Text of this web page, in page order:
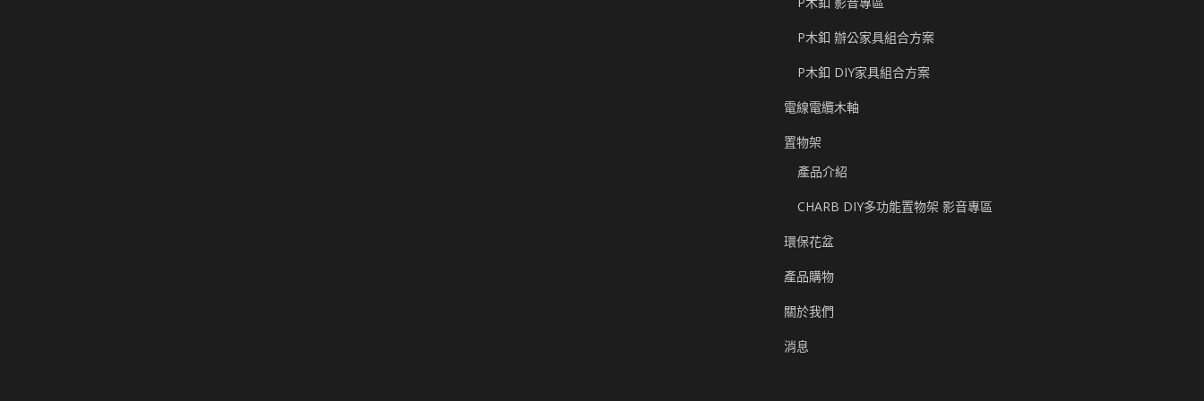
P木釦 辦公家具組合方案
P木釦 DIY家具組合方案
電線電纜木軸
置物架
產品介紹
CHARB DIY多功能置物架 影音專區
環保花盆
產品購物
關於我們
消息